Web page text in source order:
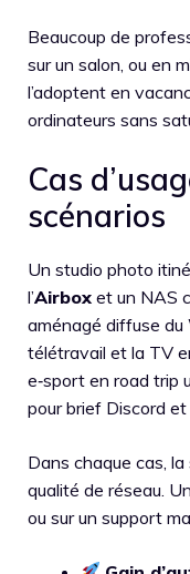
Beaucoup de
sur un salon, ou en
l’adoptent en
ordinateurs sans
Cas
scénarios
Un studio photo
l’Airbox et un NAS
aménagé diffuse du
télétravail et la TV
e‑sport en road trip
pour brief Discord et
Dans chaque cas,
qualité de réseau.
ou sur un support